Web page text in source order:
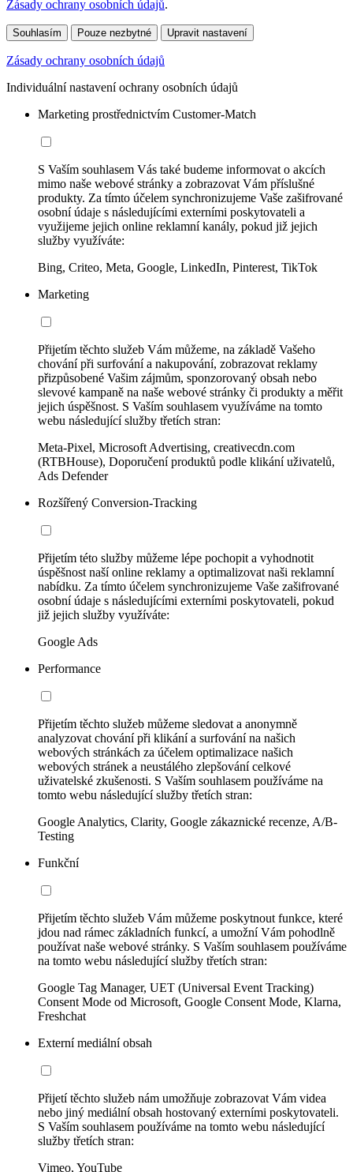
Zásady ochrany osobních údajů.
Souhlasím Pouze nezbytné Upravit nastavení
Zásady ochrany osobních údajů
Individuální nastavení ochrany osobních údajů
Marketing prostřednictvím Customer-Match
S Vaším souhlasem Vás také budeme informovat o akcích
mimo naše webové stránky a zobrazovat Vám příslušné
produkty. Za tímto účelem synchronizujeme Vaše zašifrované
osobní údaje s následujícími externími poskytovateli a
využijeme jejich online reklamní kanály, pokud již jejich
služby využíváte:
Bing, Criteo, Meta, Google, LinkedIn, Pinterest, TikTok
Marketing
Přijetím těchto služeb Vám můžeme, na základě Vašeho
chování při surfování a nakupování, zobrazovat reklamy
přizpůsobené Vašim zájmům, sponzorovaný obsah nebo
slevové kampaně na naše webové stránky či produkty a měřit
jejich úspěšnost. S Vaším souhlasem využíváme na tomto
webu následující služby třetích stran:
Meta-Pixel, Microsoft Advertising, creativecdn.com
(RTBHouse), Doporučení produktů podle klikání uživatelů,
Ads Defender
Rozšířený Conversion-Tracking
Přijetím této služby můžeme lépe pochopit a vyhodnotit
úspěšnost naší online reklamy a optimalizovat naši reklamní
nabídku. Za tímto účelem synchronizujeme Vaše zašifrované
osobní údaje s následujícími externími poskytovateli, pokud
již jejich služby využíváte:
Google Ads
Performance
Přijetím těchto služeb můžeme sledovat a anonymně
analyzovat chování při klikání a surfování na našich
webových stránkách za účelem optimalizace našich
webových stránek a neustálého zlepšování celkové
uživatelské zkušenosti. S Vaším souhlasem používáme na
tomto webu následující služby třetích stran:
Google Analytics, Clarity, Google zákaznické recenze, A/B-
Testing
Funkční
Přijetím těchto služeb Vám můžeme poskytnout funkce, které
jdou nad rámec základních funkcí, a umožní Vám pohodlně
používat naše webové stránky. S Vaším souhlasem používáme
na tomto webu následující služby třetích stran:
Google Tag Manager, UET (Universal Event Tracking)
Consent Mode od Microsoft, Google Consent Mode, Klarna,
Freshchat
Externí mediální obsah
Přijetí těchto služeb nám umožňuje zobrazovat Vám videa
nebo jiný mediální obsah hostovaný externími poskytovateli.
S Vaším souhlasem používáme na tomto webu následující
služby třetích stran:
Vimeo, YouTube